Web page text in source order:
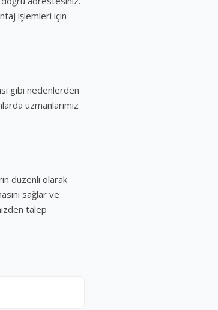
işlemleri için
gibi nedenlerden
uzmanlarımız
düzenli olarak
sağlar ve
talep